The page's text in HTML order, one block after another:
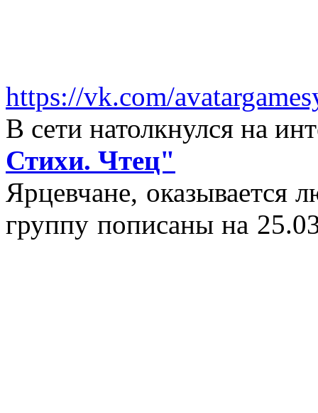
https://vk.com/
В сети натолкнулся на
Стихи. Чтец"
Ярцевчане,
группу пописаны на